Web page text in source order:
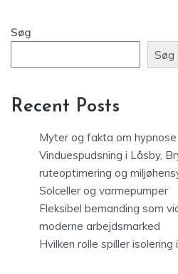
Søg
Søg
Recent Posts
Myter og fakta om
Vinduespudsning i Låsby,
ruteoptimering og
Solceller og varmepumper
Fleksibel bemanding som
moderne arbejdsmarked
Hvilken rolle spiller